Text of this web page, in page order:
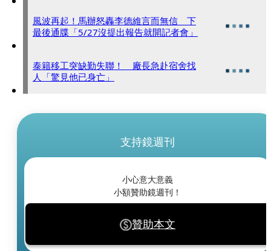
風波再起！馬辦怒轟李德維言而無信 下
最後通牒「5/27沒提出報告就開記者會」
泰籍移工突缺勤失聯！ 廠長急赴宿舍找
人「驚見他已身亡」
支持鏡週刊
小心意大意義
小額贊助鏡週刊！
贊助本文